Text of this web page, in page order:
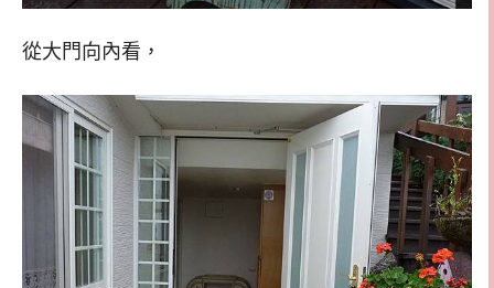
從大門向內看，